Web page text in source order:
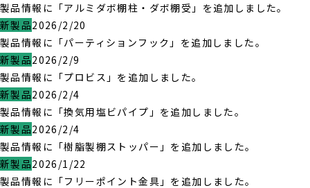
製品情報に「アルミダボ棚柱・ダボ棚受」を追加しました。
新製品2026/2/20
製品情報に「パーティションフック」を追加しました。
新製品2026/2/9
製品情報に「プロビス」を追加しました。
新製品2026/2/4
製品情報に「換気用塩ビパイプ」を追加しました。
新製品2026/2/4
製品情報に「樹脂製棚ストッパー」を追加しました。
新製品2026/1/22
製品情報に「フリーポイント金具」を追加しました。